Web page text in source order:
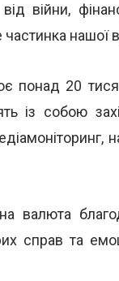
війни,
нашої
понад 20
із собою
валюта
справ та